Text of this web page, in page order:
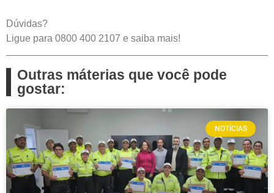
Dúvidas?
Ligue para 0800 400 2107 e saiba mais!
Outras máterias que você pode
gostar:
NOTÍCIAS